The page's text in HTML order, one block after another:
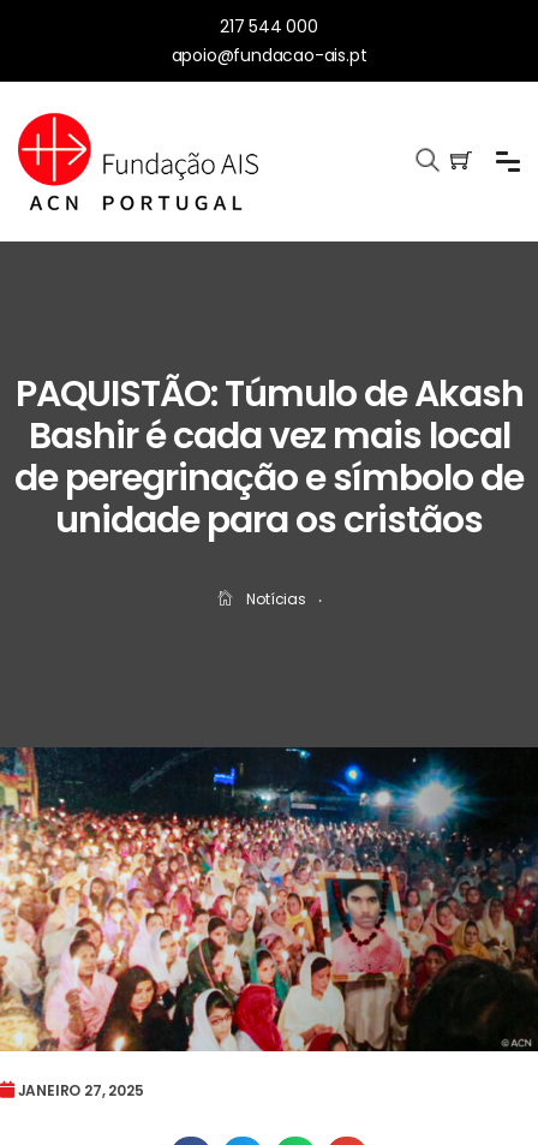
217 544 000
apoio@fundacao-ais.pt
PAQUISTÃO: Túmulo de Akash
Bashir é cada vez mais local
de peregrinação e símbolo de
unidade para os cristãos
Notícias ‧
JANEIRO 27, 2025